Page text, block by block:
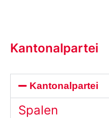
Kantonalpartei
Kantonalpartei
Spalen